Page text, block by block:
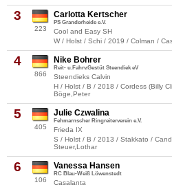
3
223
Carlotta Kertscher
PS Granderheide e.V.
Cool and Easy SH
W / Holst / Schi / 2019 / Colman /
4
866
Nike Bohrer
Reit- u.Fahrv.Gestüt Steendiek eV
Steendieks Calvin
H / Holst / B / 2018 / Cordess (Billy
Böge,Peter
5
405
Julie Czwalina
Fehmarnscher Ringreiterverein e.V.
Frieda IX
S / Holst / B / 2013 / Stakkato /
Steuer,Lothar
6
106
Vanessa Hansen
RC Blau-Weiß Löwenstedt
Casalanta